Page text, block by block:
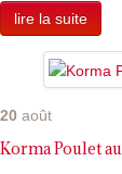
lire la suite
20 août
Korma Poulet